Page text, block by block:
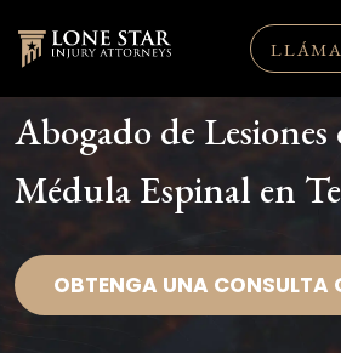
Abogado de Lesiones
Médula Espinal en
OBTENGA UNA CONSULTA